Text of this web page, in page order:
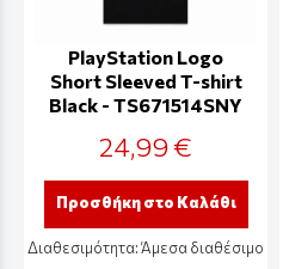
PlayStation Logo
Short Sleeved T-shirt
Black - TS671514SNY
24,99 €
Προσθήκη στο Καλάθι
Διαθεσιμότητα:Άμεσα διαθέσιμο